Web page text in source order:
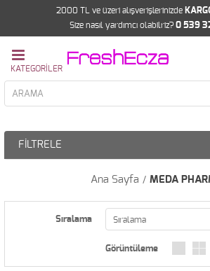
2000 TL ve üzeri alışverişlerinizde
Size nasıl yardımcı olabilriz? 0 539
FILTRELE
Ana Sayfa MEDA
Sıralama